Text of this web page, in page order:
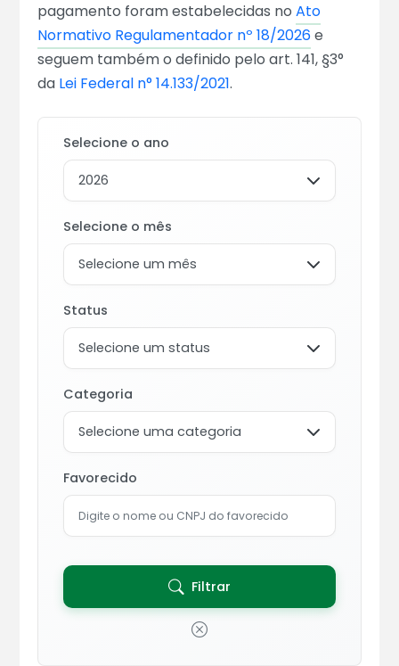
pagamento foram estabelecidas noAto
Normativo Regulamentador nº 18/2026e
seguem também o definido pelo art. 141, §3°
da Lei Federal n° 14.133/2021.
Selecione o ano
Selecione o mês
Status
Categoria
Favorecido
Filtrar